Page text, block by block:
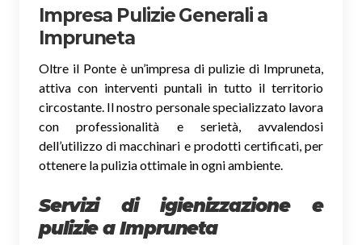
Impresa Pulizie Generali a
Impruneta
Oltre il Ponte è un’impresa di pulizie di Impruneta,
attiva con interventi puntali in tutto il territorio
circostante. Il nostro personale specializzato lavora
con professionalità e serietà, avvalendosi
dell’utilizzo di macchinari e prodotti certificati, per
ottenere la pulizia ottimale in ogni ambiente.
Servizi di igienizzazione e
pulizie a Impruneta